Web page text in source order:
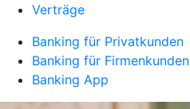
Verträge
Banking für Privatkunden
Banking für Firmenkunden
Banking App